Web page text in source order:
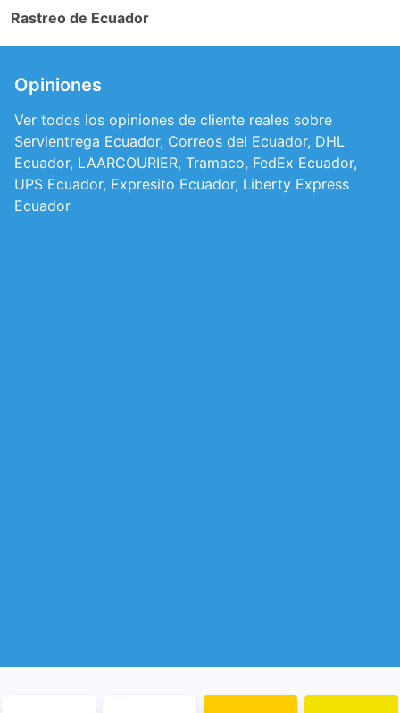
Rastreo de Ecuador
Opiniones
Ver todos los opiniones de cliente reales sobre
Servientrega Ecuador, Correos del Ecuador, DHL
Ecuador, LAARCOURIER, Tramaco, FedEx Ecuador,
UPS Ecuador, Expresito Ecuador, Liberty Express
Ecuador